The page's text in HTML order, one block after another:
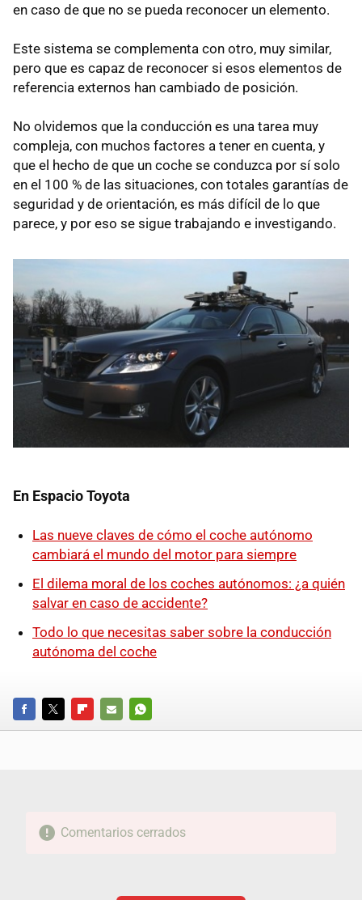
en caso de que no se pueda reconocer un elemento.
Este sistema se complementa con otro, muy similar,
pero que es capaz de reconocer si esos elementos de
referencia externos han cambiado de posición.
No olvidemos que la conducción es una tarea muy
compleja, con muchos factores a tener en cuenta, y
que el hecho de que un coche se conduzca por sí solo
en el 100 % de las situaciones, con totales garantías de
seguridad y de orientación, es más difícil de lo que
parece, y por eso se sigue trabajando e investigando.
En Espacio Toyota
Las nueve claves de cómo el coche autónomo
cambiará el mundo del motor para siempre
El dilema moral de los coches autónomos: ¿a quién
salvar en caso de accidente?
Todo lo que necesitas saber sobre la conducción
autónoma del coche
FACEBOOKTWITTERFLIPBOARD
E-
WHATSAPP
Comentarios cerrados